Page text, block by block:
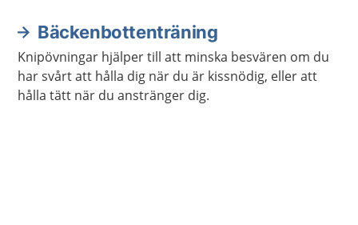
att du har fött barn.
Bäckenbottenträning
Knipövningar hjälper till att minska besvären om du
har svårt att hålla dig när du är kissnödig, eller att
hålla tätt när du anstränger dig.